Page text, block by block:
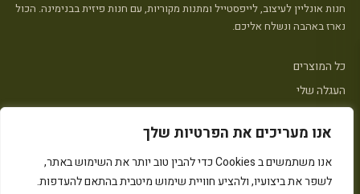
אנו מעריכים את הפרטיות שלך
אנו משתמשים ב Cookies כדי להבין טוב יותר את השימוש באתר,
לשפר את ביצועיו, ולהציע חוויית שימוש מיטבית בהתאם להעדפות.
חנות אונליין לעיצוב, לייפסטייל ומתנות מקוריות, עם חנות פיזית בבנימינה. הכול
נארז באהבה ונשלח אליכם.
כל המוצרים
העגלה שלי
הצהרת נגישות · מדיניות פרטיות · מדיניות העוגיות (״Cookies״) · תקנון האתר
Instagramהמחירים כוללים מע״מ